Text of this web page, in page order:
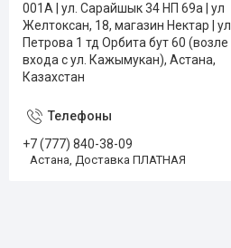
001А | ул. Сарайшык 34 НП 69а | ул
Желтоксан, 18, магазин Нектар | ул.
Петрова 1 тд Орбита бут 60 (возле
входа с ул. Кажымукан), Астана,
Казахстан
+7 (777) 840-38-09
Астана, Доставка ПЛАТНАЯ